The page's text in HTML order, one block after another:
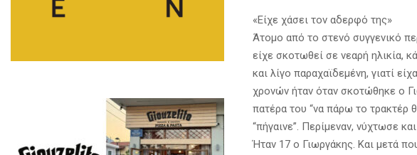
«Είχε χάσει τον αδερφό της»
Άτομο από το στενό συγγενικό
είχε σκοτωθεί σε νεαρή ηλικία,
και λίγο παραχαϊδεμένη, γιατί
χρονών ήταν όταν σκοτώθηκε ο
πατέρα του “να πάρω το τρακτέρ
“πήγαινε”. Περίμεναν, νύχτωσε
Ήταν 17 ο Γιωργάκης. Και μετά